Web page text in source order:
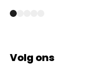
Volg ons